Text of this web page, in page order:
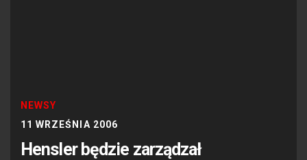
NEWSY
11 WRZEŚNIA 2006
Hensler będzie zarządzał